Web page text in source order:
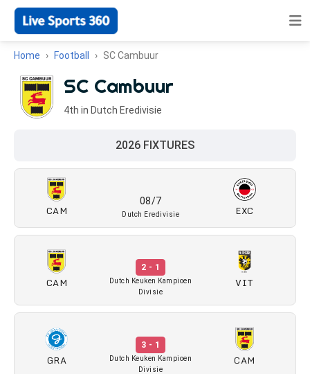
Home Football SC Cambuur
SC Cambuur
4th in Dutch Eredivisie
2026 FIXTURES
CAM
08/7
Dutch Eredivisie EXC
CAM
2 - 1
Dutch Keuken Kampioen
Divisie
VIT
GRA
3 - 1
Dutch Keuken Kampioen
Divisie
CAM